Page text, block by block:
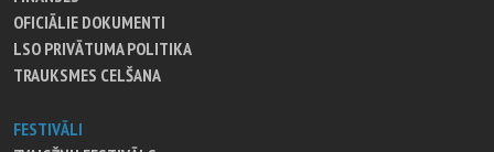
OFICIĀLIE DOKUMENTI
LSO PRIVĀTUMA POLITIKA
TRAUKSMES CELŠANA
FESTIVĀLI